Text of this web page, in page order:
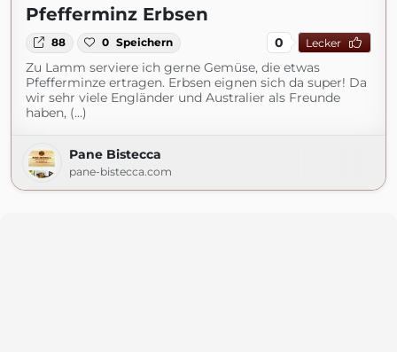
Pfefferminz Erbsen
88 0 Speichern 0 Lecker
Zu Lamm serviere ich gerne Gemüse, die etwas
Pfefferminze ertragen. Erbsen eignen sich da super! Da
wir sehr viele Engländer und Australier als Freunde
haben, (...)
Pane Bistecca
pane-bistecca.com